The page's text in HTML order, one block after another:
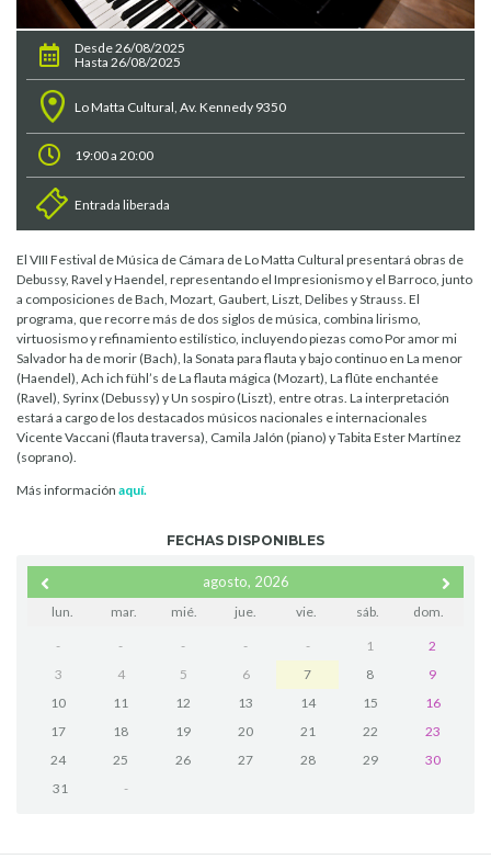
Desde 26/08/2025
Hasta 26/08/2025
Lo Matta Cultural, Av. Kennedy 9350
19:00 a 20:00
Entrada liberada
El VIII Festival de Música de Cámara de Lo Matta Cultural presentará obras de
Debussy, Ravel y Haendel, representando el Impresionismo y el Barroco, junto
a composiciones de Bach, Mozart, Gaubert, Liszt, Delibes y Strauss. El
programa, que recorre más de dos siglos de música, combina lirismo,
virtuosismo y refinamiento estilístico, incluyendo piezas como Por amor mi
Salvador ha de morir (Bach), la Sonata para flauta y bajo continuo en La menor
(Haendel), Ach ich fühl’s de La flauta mágica (Mozart), La flûte enchantée
(Ravel), Syrinx (Debussy) y Un sospiro (Liszt), entre otras. La interpretación
estará a cargo de los destacados músicos nacionales e internacionales
Vicente Vaccani (flauta traversa), Camila Jalón (piano) y Tabita Ester Martínez
(soprano).
Más información aquí.
FECHAS DISPONIBLES
agosto, 2026
lun. mar. mié. jue. vie. sáb. dom.
- - - - - 1
2
3
4 5 6 7 8
9
10
11 12 13 14 15
16
17
18 19 20 21 22
23
24
25 26 27 28 29
30
31
-